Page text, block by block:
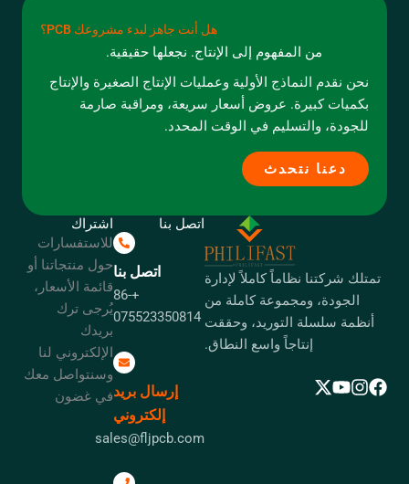
هل أنت جاهز لبدء مشروعك PCB؟
من المفهوم إلى الإنتاج. نجعلها حقيقية.
نحن نقدم النماذج الأولية وعمليات الإنتاج الصغيرة والإنتاج
بكميات كبيرة. عروض أسعار سريعة، ومراقبة صارمة
للجودة، والتسليم في الوقت المحدد.
دعنا نتحدث
تمتلك شركتنا نظاماً كاملاً لإدارة
الجودة، ومجموعة كاملة من
أنظمة سلسلة التوريد، وحققت
إنتاجاً واسع النطاق.
اتصل بنا
اتصل بنا
+86-
075523350814
إرسال بريد
إلكتروني
sales@fljpcb.com
اشتراك
للاستفسارات
حول منتجاتنا أو
قائمة الأسعار،
يُرجى ترك
بريدك
الإلكتروني لنا
وسنتواصل معك
في غضون